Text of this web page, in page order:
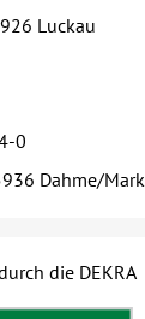
Luckau
0
Dahme/Mark
die DEKRA